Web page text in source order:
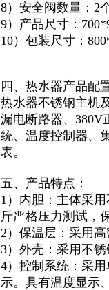
8）安全阀数量：2
9）产品尺寸：
10）包装尺寸：
四、热水器产品配
热水器不锈钢主机
漏电断路器、380V
统、温度控制器、
表。
五、产品特点：
1）内胆：主体采
斤严格压力测试，
2）保温层：采用
3）外壳：采用不
4）控制系统：采
示。具有温度显示